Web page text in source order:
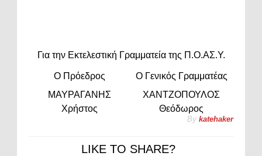
Για την Εκτελεστική Γραμματεία της Π.Ο.ΑΣ.Υ.
O Πρόεδρος
Ο Γενικός Γραμματέας
ΜΑΥΡΑΓΑΝΗΣ
Χρήστος
ΧΑΝΤΖΟΠΟΥΛΟΣ
Θεόδωρος
By katehaker
LIKE TO SHARE?